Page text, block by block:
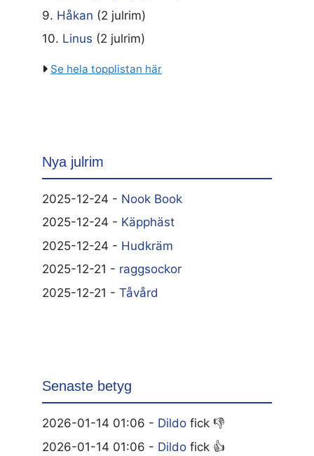
9. Håkan (2 julrim)
10. Linus (2 julrim)
Se hela topplistan här
Nya julrim
2025-12-24 - Nook Book
2025-12-24 - Käpphäst
2025-12-24 - Hudkräm
2025-12-21 - raggsockor
2025-12-21 - Tåvård
Senaste betyg
2026-01-14 01:06 - Dildo fick 👎
2026-01-14 01:06 - Dildo fick 👍